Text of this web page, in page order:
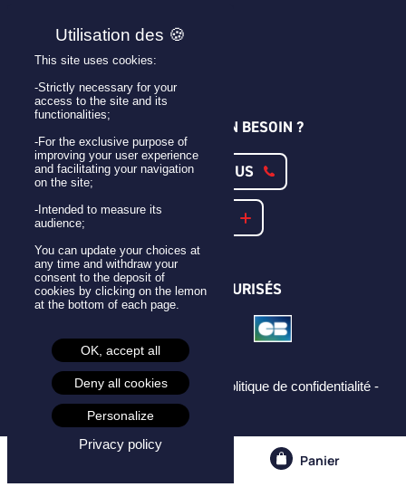
Panier
PLAN DE SITE
Personnaliser son badge
UNE QUESTION ? UN BESOIN ?
CONTACTEZ-NOUS
NOTRE FAQ
PAIEMENTS SÉCURISÉS
Mentions légales -CGU - CGV -
Politique de confidentialité -
Cookies -
This site uses cookies:
-Strictly necessary for your
access to the site and its
functionalities;
-For the exclusive purpose of
improving your user experience
and facilitating your navigation
on the site;
-Intended to measure its
audience;
You can update your choices at
any time and withdraw your
consent to the deposit of
cookies by clicking on the lemon
at the bottom of each page.
OK, accept all
Deny all cookies
Personalize
Privacy policy